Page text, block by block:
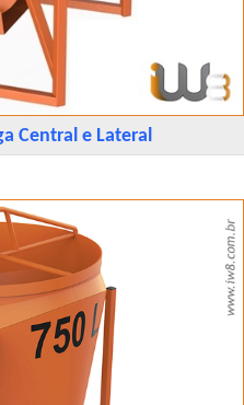
Central e Lateral